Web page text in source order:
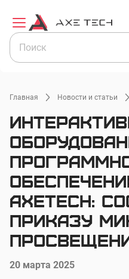
Главная Новости и статьи
AxeTech:
Приказу
20 марта 2025